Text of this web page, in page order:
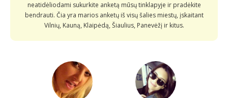
neatidėliodami sukurkite anketą mūsų tinklapyje ir pradėkite
bendrauti. Čia yra marios anketų iš visų šalies miestų, įskaitant
Vilnių, Kauną, Klaipėdą, Šiaulius, Panevėžį ir kitus.